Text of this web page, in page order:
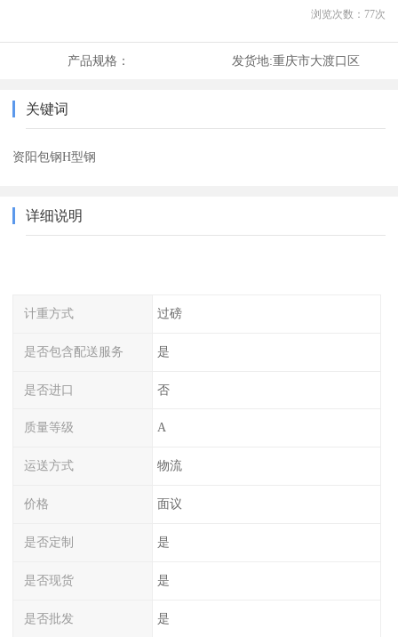
浏览次数： 77次
产品规格： 发货地:重庆市大渡口区
关键词
资阳包钢H型钢
详细说明
计重方式 过磅
是否包含配送服务 是
是否进口 否
质量等级 A
运送方式 物流
价格 面议
是否定制 是
是否现货 是
是否批发 是